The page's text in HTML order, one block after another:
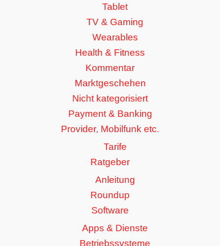
Tablet
TV & Gaming
Wearables
Health & Fitness
Kommentar
Marktgeschehen
Nicht kategorisiert
Payment & Banking
Provider, Mobilfunk etc.
Tarife
Ratgeber
Anleitung
Roundup
Software
Apps & Dienste
Betriebssysteme